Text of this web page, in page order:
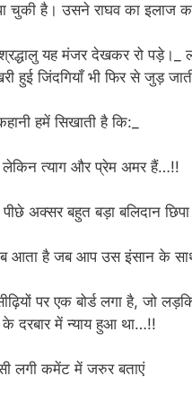
चुकी है। उसने राघव का इलाज
यह मंजर देखकर रो पड़े।_
हुई जिंदगियाँ भी फिर से जुड़
हमें सिखाती है कि:_
लेकिन त्याग और प्रेम अमर हैं…!!
अक्सर बहुत बड़ा बलिदान
आता है जब आप उस इंसान के
पर एक बोर्ड लगा है, जो
के दरबार में न्याय हुआ था…!!
लगी कमेंट में जरुर बताएं